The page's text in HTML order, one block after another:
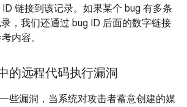
链接到该记录。如果某个 bug 有多条
，我们还通过 bug ID 后面的数字链接
内容。
的远程代码执行漏洞
些漏洞，当系统对攻击者蓄意创建的媒